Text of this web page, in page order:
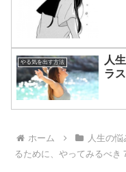
やる気を出す方法
人
ラ
ホーム 人生の
るために、やってみるべき